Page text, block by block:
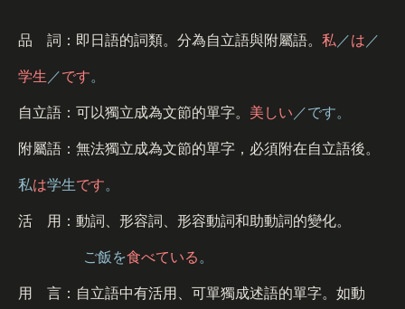
品 詞：即日語的詞類。分為自立語與附屬語。 私 ／は ／
学生 ／です。
自立語：可以獨立成為文節的單字。 美しい ／です。
附屬語：無法獨立成為文節的單字，必須附在自立語後。
私は学生です。
活 用：動詞、形容詞、形容動詞和助動詞的變化。
ご飯を食べている 。
用 言：自立語中有活用、可單獨成述語的單字。如動